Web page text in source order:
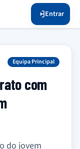
Entrar
Equipa Principal
com
do jovem